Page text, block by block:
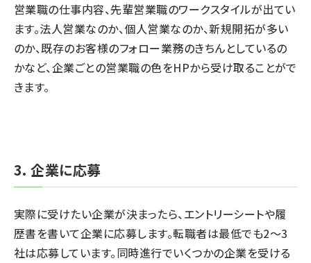
営業職の仕事内容、先輩営業職のワークスタイルが出てい
ます。法人営業なのか、個人営業なのか、新規開拓が多い
のか、既存のお客様のフォロー業務のきちんとしているの
かなど、企業ごとの営業職の色をHPから受け取ることがで
きます。
3. 企業に応募
実際に受けたい企業が決まったら、エントリーシートや履
歴書を書いて企業に応募します。転職者は最低でも2〜3
社は応募しています。同時進行でいくつかの企業を受ける